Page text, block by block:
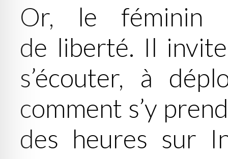
Or, le féminin
de liberté. Il
s’écouter, à
comment s’y
des heures sur